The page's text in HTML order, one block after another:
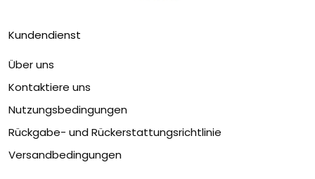
Kundendienst
Über uns
Kontaktiere uns
Nutzungsbedingungen
Rückgabe- und Rückerstattungsrichtlinie
Versandbedingungen